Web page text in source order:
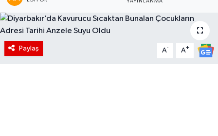
YAYINLANMA
Paylaş A- A+